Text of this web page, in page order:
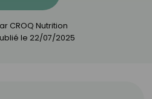
CROQ Nutrition
le 22/07/2025